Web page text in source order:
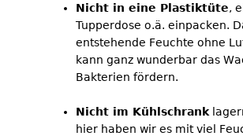
Nicht in eine Plastiktüte,
Tupperdose o.ä. einpacken.
entstehende Feuchte ohne
kann ganz wunderbar das
Bakterien fördern.
Nicht im Kühlschrank
hier haben wir es mit viel